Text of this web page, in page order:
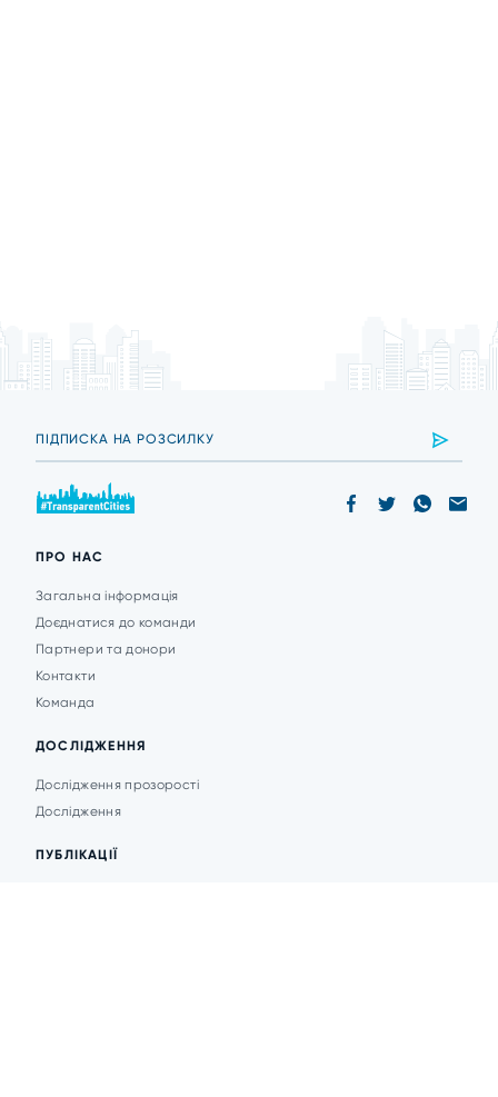
ПРО НАС
Загальна інформація
Доєднатися до команди
Партнери та донори
Контакти
Команда
ДОСЛІДЖЕННЯ
Дослідження прозорості
Дослідження
ПУБЛІКАЦІЇ